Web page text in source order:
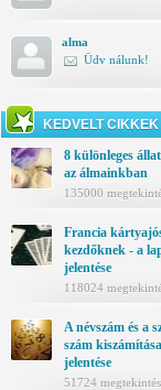
alma
Üdv nálunk!
KEDVELT CIKKEK
8 különleges
az álmainkban
135000
Francia
kezdőknek - a
jelentése
118024
A névszám és a
szám
jelentése
51724 megtekintés